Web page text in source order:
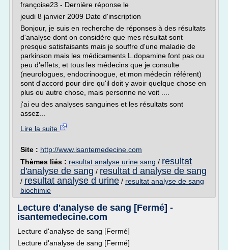
françoise23 - Dernière réponse le
jeudi 8 janvier 2009 Date d'inscription
Bonjour, je suis en recherche de réponses à des résultats
d'analyse dont on considère que mes résultat sont
presque satisfaisants mais je souffre d'une maladie de
parkinson mais les médicaments L.dopamine font pas ou
peu d'effets, et tous les médecins que je consulte
(neurologues, endocrinoogue, et mon médecin référent)
sont d'accord pour dire qu'il doit y avoir quelque chose en
plus ou autre chose, mais personne ne voit ....
j'ai eu des analyses sanguines et les résultats sont
assez...
Lire la suite
Site : http://www.isantemedecine.com
Thèmes liés : resultat analyse urine sang / resultat
d'analyse de sang / resultat d analyse de sang
/ resultat analyse d urine / resultat analyse de sang
biochimie
Lecture d'analyse de sang [Fermé] -
isantemedecine.com
Lecture d'analyse de sang [Fermé]
Lecture d'analyse de sang [Fermé]